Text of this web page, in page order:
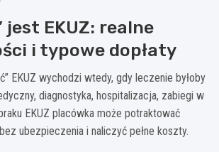
jest EKUZ: realne
i typowe dopłaty
EKUZ wychodzi wtedy, gdy leczenie byłoby
diagnostyka, hospitalizacja, zabiegi w
EKUZ placówka może potraktować
ubezpieczenia i naliczyć pełne koszty.